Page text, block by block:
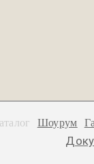
Шоурум